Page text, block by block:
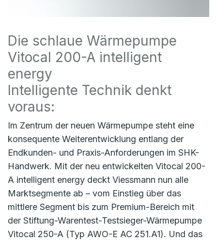
Die schlaue Wärmepumpe
Vitocal 200-A intelligent
energy
Intelligente Technik denkt
voraus:
Im Zentrum der neuen Wärmepumpe steht eine
konsequente Weiterentwicklung entlang der
Endkunden- und Praxis-Anforderungen im SHK-
Handwerk. Mit der neu entwickelten Vitocal 200-
A intelligent energy deckt Viessmann nun alle
Marktsegmente ab – vom Einstieg über das
mittlere Segment bis zum Premium-Bereich mit
der Stiftung-Warentest-Testsieger-Wärmepumpe
Vitocal 250-A (Typ AWO-E AC 251.A1). Und das